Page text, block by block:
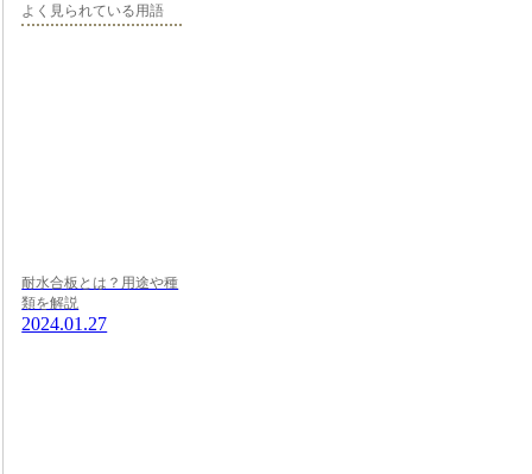
よく見られている用語
耐水合板とは？用途や種
類を解説
2024.01.27